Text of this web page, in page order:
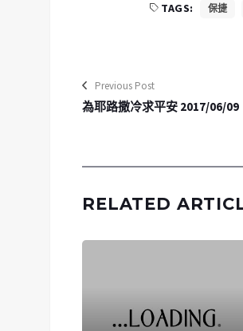
TAGS: 保捷
Previous Post
為耶路撒冷求平安 2017/06/09
RELATED